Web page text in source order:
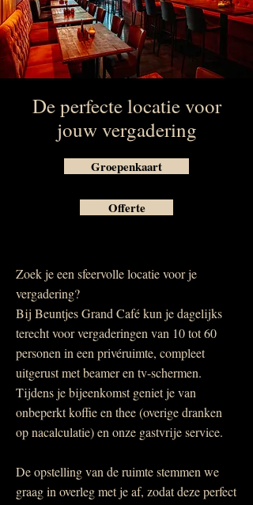
De perfecte locatie voor
jouw vergadering
Groepenkaart
Offerte
Zoek je een sfeervolle locatie voor je
vergadering?
Bij Beuntjes Grand Café kun je dagelijks
terecht voor vergaderingen van 10 tot 60
personen in een privéruimte, compleet
uitgerust met beamer en tv-schermen.
Tijdens je bijeenkomst geniet je van
onbeperkt koffie en thee (overige dranken
op nacalculatie) en onze gastvrije service.
De opstelling van de ruimte stemmen we
graag in overleg met je af, zodat deze perfect